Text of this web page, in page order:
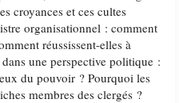
croyances et ces cultes
organisationnel : comment
réussissent-elles à
une perspective politique :
du pouvoir ? Pourquoi les
membres des clergés ?